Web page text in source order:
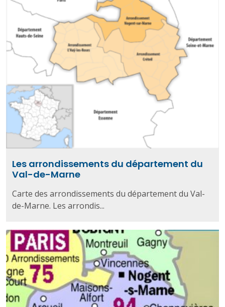
Les arrondissements du département du
Val-de-Marne
Carte des arrondissements du département du Val-
de-Marne. Les arrondis...